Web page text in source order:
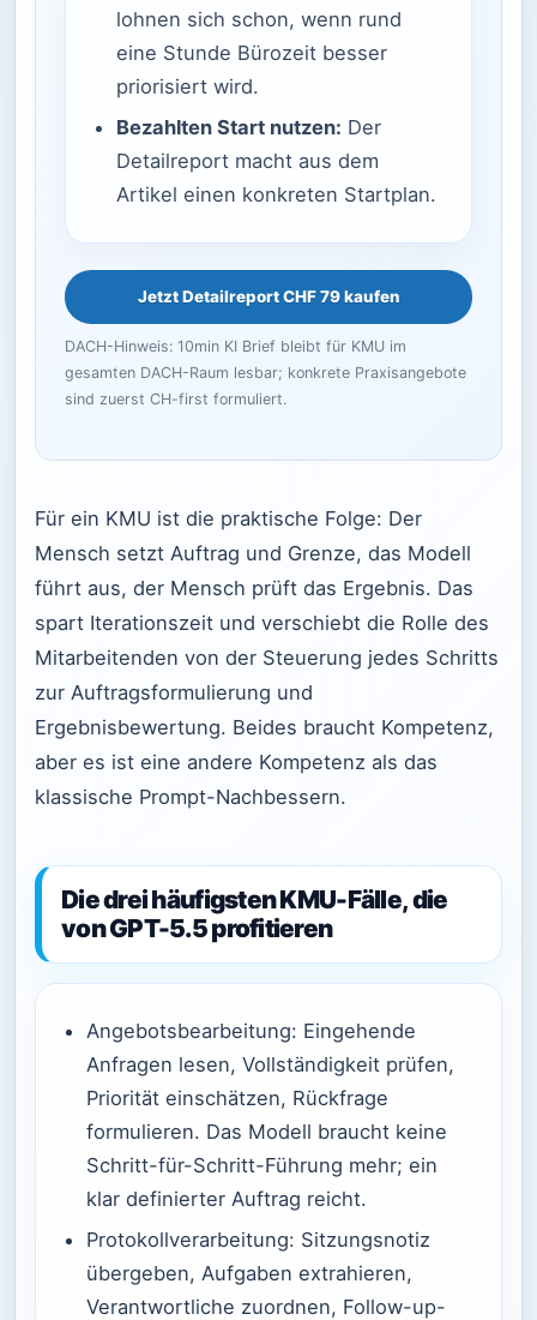
lohnen sich schon, wenn rund
eine Stunde Bürozeit besser
priorisiert wird.
Bezahlten Start nutzen: Der
Detailreport macht aus dem
Artikel einen konkreten Startplan.
Jetzt Detailreport CHF 79 kaufen
DACH-Hinweis: 10min KI Brief bleibt für KMU im
gesamten DACH-Raum lesbar; konkrete Praxisangebote
sind zuerst CH-first formuliert.
Für ein KMU ist die praktische Folge: Der
Mensch setzt Auftrag und Grenze, das Modell
führt aus, der Mensch prüft das Ergebnis. Das
spart Iterationszeit und verschiebt die Rolle des
Mitarbeitenden von der Steuerung jedes Schritts
zur Auftragsformulierung und
Ergebnisbewertung. Beides braucht Kompetenz,
aber es ist eine andere Kompetenz als das
klassische Prompt-Nachbessern.
Die drei häufigsten KMU-Fälle, die
von GPT-5.5 profitieren
Angebotsbearbeitung: Eingehende
Anfragen lesen, Vollständigkeit prüfen,
Priorität einschätzen, Rückfrage
formulieren. Das Modell braucht keine
Schritt-für-Schritt-Führung mehr; ein
klar definierter Auftrag reicht.
Protokollverarbeitung: Sitzungsnotiz
übergeben, Aufgaben extrahieren,
Verantwortliche zuordnen, Follow-up-